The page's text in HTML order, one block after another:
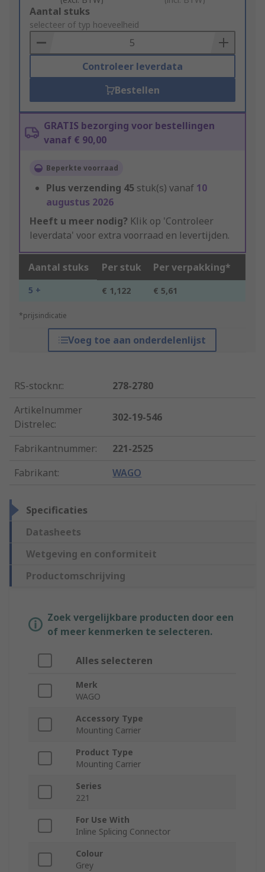
Add
to
Basket
Aantal stuks
selecteer of typ hoeveelheid
Controleer leverdata
Bestellen
GRATIS bezorging voor bestellingen
vanaf € 90,00
Beperkte voorraad
Plus verzending 45 stuk(s) vanaf 10
augustus 2026
Heeft u meer nodig? Klik op 'Controleer
leverdata' voor extra voorraad en levertijden.
Aantal stuks Per stuk Per verpakking*
5 + € 1,122 € 5,61
*prijsindicatie
Voeg toe aan onderdelenlijst
RS-stocknr.:
278-2780
Artikelnummer
Distrelec:
302-19-546
Fabrikantnummer:
221-2525
Fabrikant: WAGO
Specificaties
Datasheets
Wetgeving en conformiteit
Productomschrijving
Zoek vergelijkbare producten door een
of meer kenmerken te selecteren.
Alles selecteren
Merk
WAGO
Accessory Type
Mounting Carrier
Product Type
Mounting Carrier
Series
221
For Use With
Inline Splicing Connector
Colour
Grey